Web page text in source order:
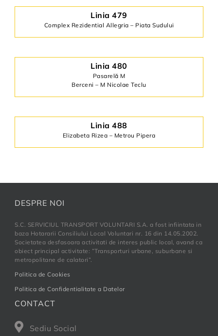
Linia 479
Complex Rezidential Allegria – Piata Sudului
Linia 480
Pasarelă M
Berceni – M Nicolae Teclu
Linia 488
Elizabeta Rizea – Metrou Pipera
DESPRE NOI
S.C. SERVICIUL TRANSPORT VOLUNTARI S.A. a fost infiintata in
baza Hotararii Consiliului Local Voluntari nr. 16 din 14.05.2002.
Societatea desfasoara activitati de interes public local, avand ca
obiect principal activitate: ”Transporturi urbane, suburbane si
metropolitane de calatori”.
Politica de Cookies
Politica de Confidentialitate a Datelor
CONTACT
Sediu Social